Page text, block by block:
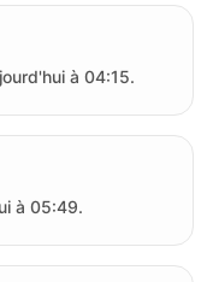
à 04:15.
à 05:49.